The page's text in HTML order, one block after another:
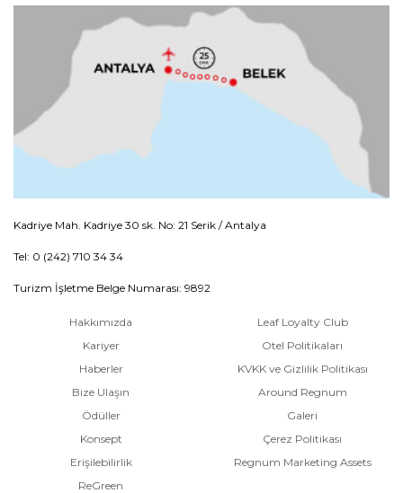
Kadriye Mah. Kadriye 30 sk. No: 21 Serik / Antalya
Tel: 0 (242) 710 34 34
Turizm İşletme Belge Numarası: 9892
Hakkımızda
Kariyer
Haberler
Bize Ulaşın
Ödüller
Konsept
Erişilebilirlik
ReGreen
Leaf Loyalty Club
Otel Politikaları
KVKK ve Gizlilik Politikası
Around Regnum
Galeri
Çerez Politikası
Regnum Marketing Assets